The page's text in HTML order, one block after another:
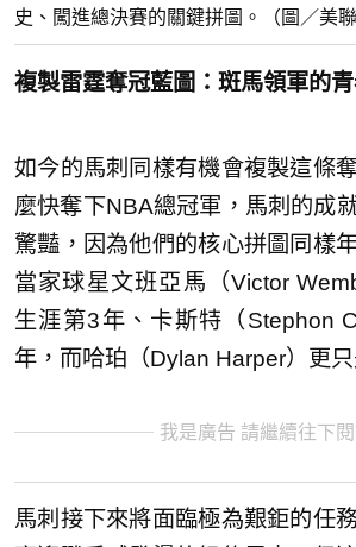
史、闖進總決賽的關鍵拼圖。（圖／美
複製雷霆奪冠藍圖：斑馬領軍的
如今的馬刺同樣有機會複製這條
麼快奪下NBA總冠軍，馬刺的成
驚豔，因為他們的核心拼圖同樣
當家球星文班亞馬（Victor
生涯第3年、卡斯特（Stephon
年，而哈珀（Dylan Harper）更只
我是廣告 請繼續往下
馬刺接下來將面臨極為艱鉅的任